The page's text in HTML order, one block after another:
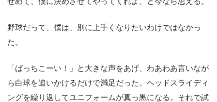
野球だって、僕は、別に上手くなりたいわけではなかっ
た。
「ばっちこーい！」と大きな声をあげ、わあわあ言いなが
ら白球を追いかけるだけで満足だった。ヘッドスライディ
ングを繰り返してユニフォームが真っ黒になる。それで試